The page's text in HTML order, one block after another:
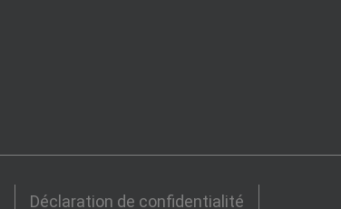
Déclaration de confidentialité